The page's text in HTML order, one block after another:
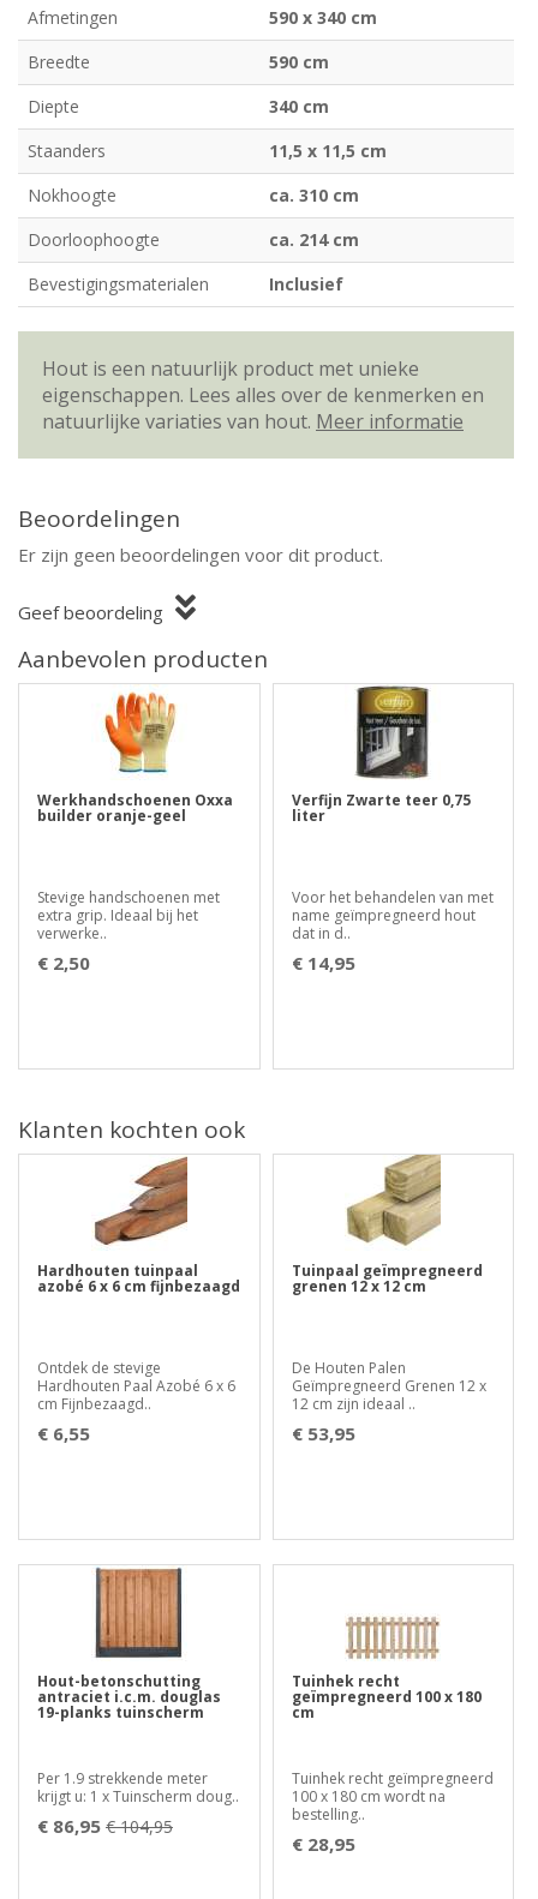
Afmetingen
590 x 340 cm
Breedte
590 cm
Diepte
340 cm
Staanders
11,5 x 11,5 cm
Nokhoogte
ca. 310 cm
Doorloophoogte
ca. 214 cm
Bevestigingsmaterialen
Inclusief
Hout is een natuurlijk product met unieke
eigenschappen. Lees alles over de kenmerken en
natuurlijke variaties van hout. Meer informatie
Beoordelingen
Er zijn geen beoordelingen voor dit product.
Geef beoordeling
Aanbevolen producten
Werkhandschoenen Oxxa
builder oranje-geel
Stevige handschoenen met
extra grip. Ideaal bij het
verwerke..
€ 2,50
Verfijn Zwarte teer 0,75
liter
Voor het behandelen van met
name geïmpregneerd hout
dat in d..
€ 14,95
Klanten kochten ook
Hardhouten tuinpaal
azobé 6 x 6 cm fijnbezaagd
Ontdek de stevige
Hardhouten Paal Azobé 6 x 6
cm Fijnbezaagd..
€ 6,55
Tuinpaal geïmpregneerd
grenen 12 x 12 cm
De Houten Palen
Geïmpregneerd Grenen 12 x
12 cm zijn ideaal ..
€ 53,95
Hout-betonschutting
antraciet i.c.m. douglas
19-planks tuinscherm
Per 1.9 strekkende meter
krijgt u: 1 x Tuinscherm doug..
€ 86,95 € 104,95
Tuinhek recht
geïmpregneerd 100 x 180
cm
Tuinhek recht geïmpregneerd
100 x 180 cm wordt na
bestelling..
€ 28,95